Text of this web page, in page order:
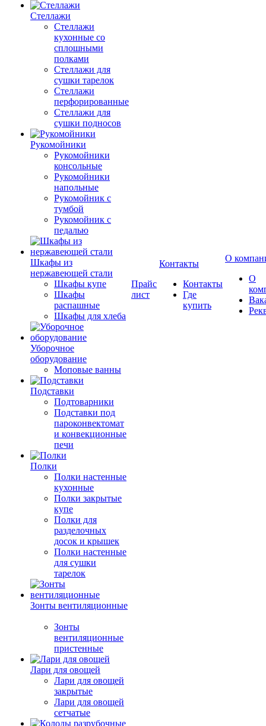
Стеллажи
Стеллажи
кухонные со
сплошными
полками
Стеллажи для
сушки тарелок
Стеллажи
перфорированные
Стеллажи для
сушки подносов
Рукомойники
Рукомойники
консольные
Рукомойники
напольные
Рукомойник с
тумбой
Рукомойник с
педалью
Шкафы из
нержавеющей стали
Шкафы купе
Шкафы
распашные
Шкафы для хлеба
Уборочное
оборудование
Моповые ванны
Подставки
Подтоварники
Подставки под
пароконвектомат
и конвекционные
печи
Полки
Полки настенные
кухонные
Полки закрытые
купе
Полки для
разделочных
досок и крышек
Полки настенные
для сушки
тарелок
Зонты вентиляционные
Зонты
вентиляционные
пристенные
Лари для овощей
Лари для овощей
закрытые
Лари для овощей
сетчатые
Прайс
лист
Контакты
Контакты
Где
купить
О
О